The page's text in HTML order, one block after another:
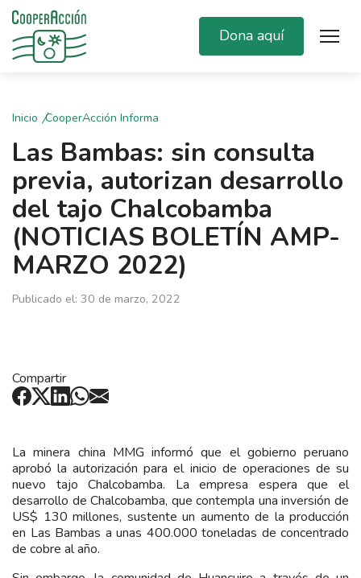
Dona aquí
Inicio CooperAcción Informa
Las Bambas: sin consulta
previa, autorizan desarrollo
del tajo Chalcobamba
(NOTICIAS BOLETÍN AMP-
MARZO 2022)
Publicado el: 30 de marzo, 2022
Compartir
La minera china MMG informó que el gobierno peruano
aprobó la autorización para el inicio de operaciones de su
nuevo tajo Chalcobamba. La empresa espera que el
desarrollo de Chalcobamba, que contempla una inversión de
US$ 130 millones, sustente un aumento de la producción
en Las Bambas a unas 400.000 toneladas de concentrado
de cobre al año.